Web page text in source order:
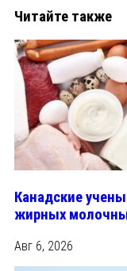
Читайте также
Канадские
жирных
Авг 6, 2026